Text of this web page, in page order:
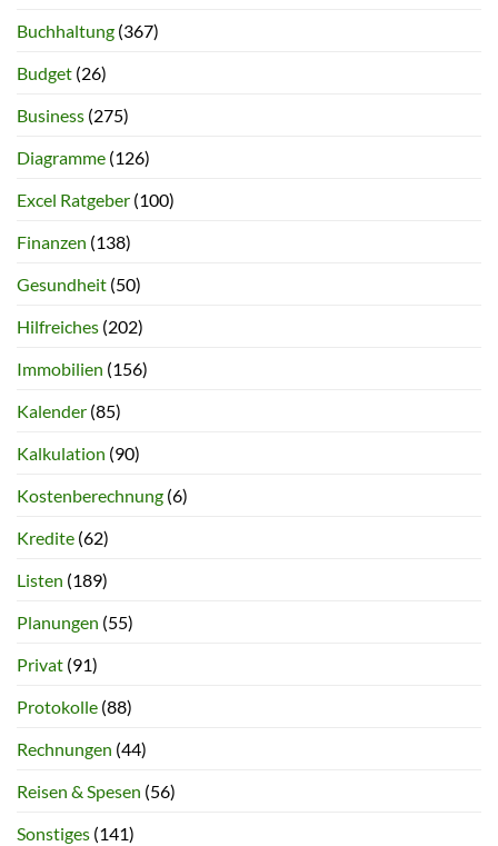
Buchhaltung (367)
Budget (26)
Business (275)
Diagramme (126)
Excel Ratgeber (100)
Finanzen (138)
Gesundheit (50)
Hilfreiches (202)
Immobilien (156)
Kalender (85)
Kalkulation (90)
Kostenberechnung (6)
Kredite (62)
Listen (189)
Planungen (55)
Privat (91)
Protokolle (88)
Rechnungen (44)
Reisen & Spesen (56)
Sonstiges (141)